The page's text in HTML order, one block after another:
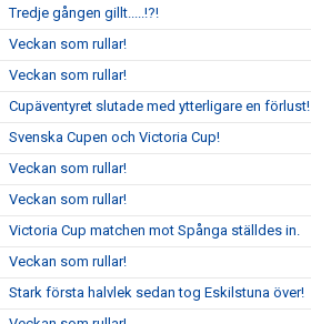
Tredje gången gillt.....!?!
Veckan som rullar!
Veckan som rullar!
Cupäventyret slutade med ytterligare en förlust!
Svenska Cupen och Victoria Cup!
Veckan som rullar!
Veckan som rullar!
Victoria Cup matchen mot Spånga ställdes in.
Veckan som rullar!
Stark första halvlek sedan tog Eskilstuna över!